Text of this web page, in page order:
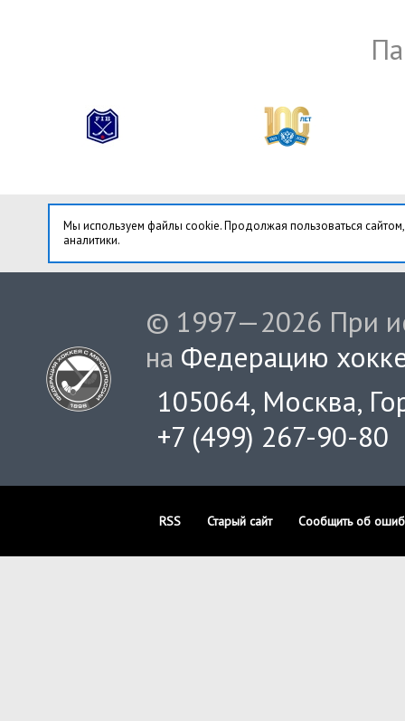
Мы используем файлы cookie. Продолжая пользоваться
аналитики.
© 1997—2026 При
на Федерацию
105064, Москва,
+7 (499) 267-90-80
RSS Старый сайт Сообщить об